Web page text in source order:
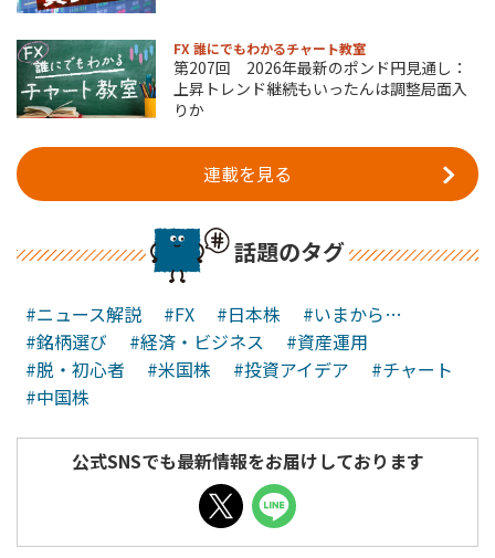
FX 誰にでもわかるチャート教室
第207回 2026年最新のポンド円見通し：
上昇トレンド継続もいったんは調整局面入
りか
連載を見る
話題のタグ
#ニュース解説 #FX #日本株
#いまから…
#銘柄選び
#経済・ビジネス
#資産運用
#脱・初心者
#米国株 #投資アイデア
#チャート
#中国株
公式SNSでも最新情報をお届けしております